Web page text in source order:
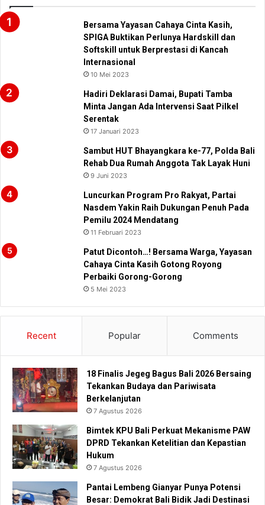
Bersama Yayasan Cahaya Cinta Kasih,
SPIGA Buktikan Perlunya Hardskill dan
Softskill untuk Berprestasi di Kancah
Internasional
10 Mei 2023
Hadiri Deklarasi Damai, Bupati Tamba
Minta Jangan Ada Intervensi Saat Pilkel
Serentak
17 Januari 2023
Sambut HUT Bhayangkara ke-77, Polda Bali
Rehab Dua Rumah Anggota Tak Layak Huni
9 Juni 2023
Luncurkan Program Pro Rakyat, Partai
Nasdem Yakin Raih Dukungan Penuh Pada
Pemilu 2024 Mendatang
11 Februari 2023
Patut Dicontoh…! Bersama Warga, Yayasan
Cahaya Cinta Kasih Gotong Royong
Perbaiki Gorong-Gorong
5 Mei 2023
Recent Popular Comments
18 Finalis Jegeg Bagus Bali 2026 Bersaing
Tekankan Budaya dan Pariwisata
Berkelanjutan
7 Agustus 2026
Bimtek KPU Bali Perkuat Mekanisme PAW
DPRD Tekankan Ketelitian dan Kepastian
Hukum
7 Agustus 2026
Pantai Lembeng Gianyar Punya Potensi
Besar: Demokrat Bali Bidik Jadi Destinasi